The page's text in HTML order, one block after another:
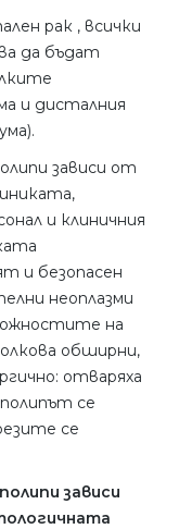
рак , всички
да бъдат
и дисталния
зависи от
и клиничния
и безопасен
неоплазми
на
обширни,
отваряха
се
се
зависи